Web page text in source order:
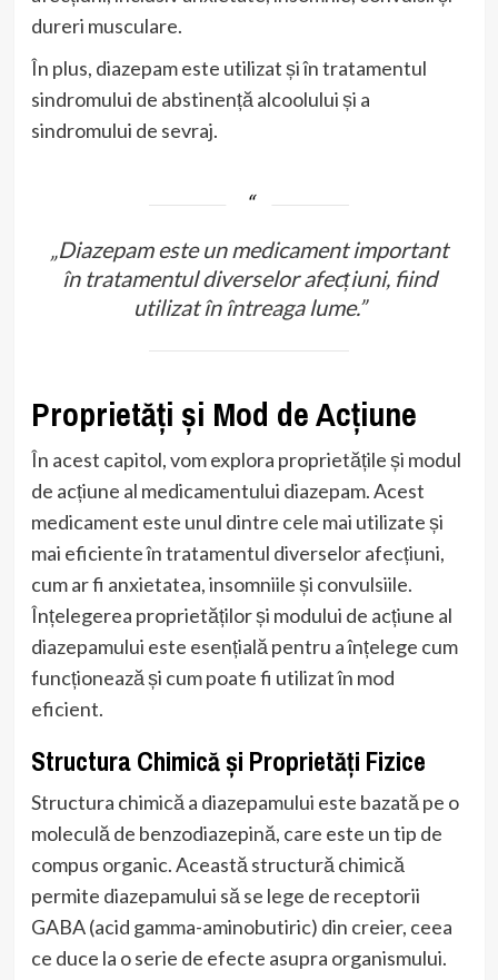
dureri musculare.
În plus, diazepam este utilizat și în tratamentul
sindromului de abstinență alcoolului și a
sindromului de sevraj.
„Diazepam este un medicament important
în tratamentul diverselor afecțiuni, fiind
utilizat în întreaga lume.”
Proprietăți și Mod de Acțiune
În acest capitol, vom explora proprietățile și modul
de acțiune al medicamentului diazepam. Acest
medicament este unul dintre cele mai utilizate și
mai eficiente în tratamentul diverselor afecțiuni,
cum ar fi anxietatea, insomniile și convulsiile.
Înțelegerea proprietăților și modului de acțiune al
diazepamului este esențială pentru a înțelege cum
funcționează și cum poate fi utilizat în mod
eficient.
Structura Chimică și Proprietăți Fizice
Structura chimică a diazepamului este bazată pe o
moleculă de benzodiazepină, care este un tip de
compus organic. Această structură chimică
permite diazepamului să se lege de receptorii
GABA (acid gamma-aminobutiric) din creier, ceea
ce duce la o serie de efecte asupra organismului.